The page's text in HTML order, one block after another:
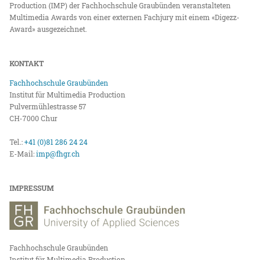
Production (IMP) der Fachhochschule Graubünden veranstalteten
Multimedia Awards von einer externen Fachjury mit einem «Digezz-
Award» ausgezeichnet.
KONTAKT
Fachhochschule Graubünden
Institut für Multimedia Production
Pulvermühlestrasse 57
CH-7000 Chur
Tel.:+41 (0)81 286 24 24
E-Mail:imp@fhgr.ch
IMPRESSUM
Fachhochschule Graubünden